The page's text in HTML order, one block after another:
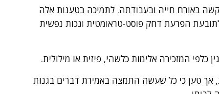
באורח חייה ובעבודתה. לתמיכה בטענות אלה
הפרעת דחק פוסט-טראומטית ונכות נפשית
המזכירה אלימות כלשהי, פיזית או מילולית.
טען כי כל שעשה התמצה באמירת דברים בגנות